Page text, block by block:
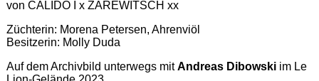
von CALIDO I x ZAREWITSCH xx
Züchterin: Morena Petersen, Ahrenviöl
Besitzerin: Molly Duda
Auf dem Archivbild unterwegs mitAndreas Dibowskiim Le